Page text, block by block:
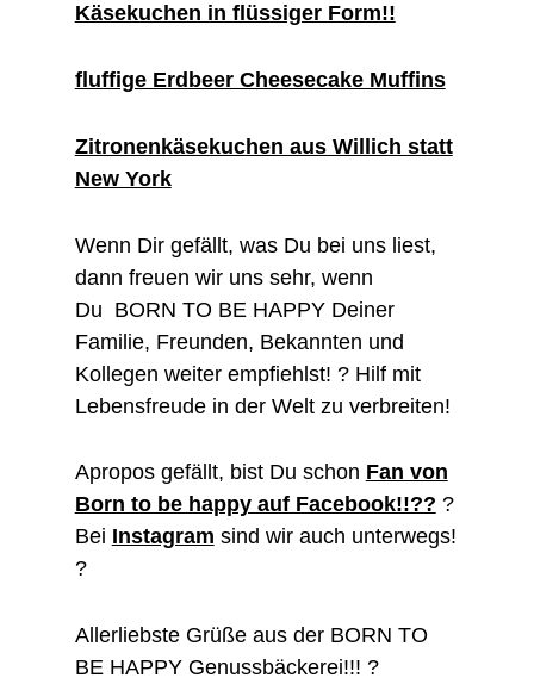
Käsekuchen in flüssiger Form!!
fluffige Erdbeer Cheesecake Muffins
Zitronenkäsekuchen aus Willich statt
New York
Wenn Dir gefällt, was Du bei uns liest,
dann freuen wir uns sehr, wenn
Du BORN TO BE HAPPY Deiner
Familie, Freunden, Bekannten und
Kollegen weiter empfiehlst! ? Hilf mit
Lebensfreude in der Welt zu verbreiten!
Apropos gefällt, bist Du schon Fan von
Born to be happy auf Facebook!!?? ?
Bei Instagram sind wir auch unterwegs!
?
Allerliebste Grüße aus der BORN TO
BE HAPPY Genussbäckerei!!! ?